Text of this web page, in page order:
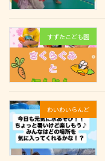
すずたこども園
わいわいらんど